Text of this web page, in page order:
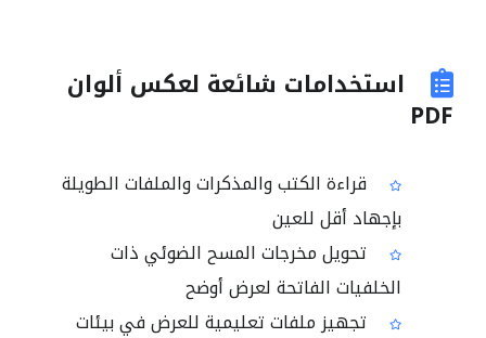
استخدامات شائعة لعكس ألوان
PDF
قراءة الكتب والمذكرات والملفات الطويلة
بإجهاد أقل للعين
تحويل مخرجات المسح الضوئي ذات
الخلفيات الفاتحة لعرض أوضح
تجهيز ملفات تعليمية للعرض في بيئات